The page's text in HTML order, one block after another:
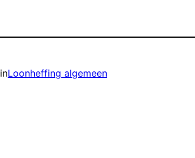
inLoonheffing algemeen